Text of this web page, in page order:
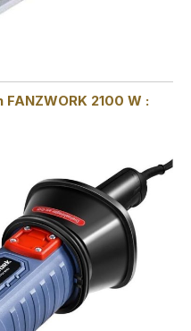
2100 W :